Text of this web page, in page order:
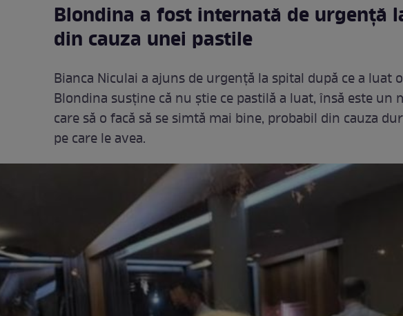
Blondina a fost internată de urgență
din cauza unei pastile
Bianca Niculai a ajuns de urgență la spital după ce a luat
Blondina susține că nu știe ce pastilă a luat, însă este un
care să o facă să se simtă mai bine, probabil din cauza
pe care le avea.